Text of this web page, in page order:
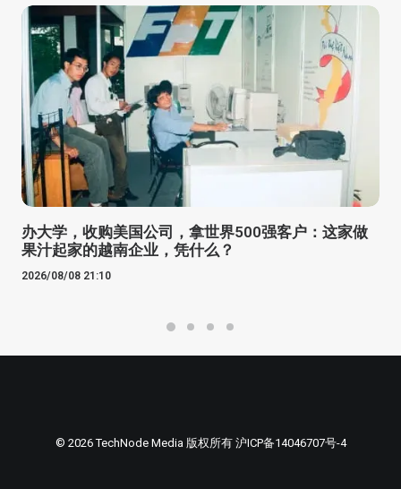
办大学，收购美国公司，拿世界500强客户：这家做
果汁起家的越南企业，凭什么？
2026/08/08 21:10
© 2026 TechNode Media 版权所有 沪ICP备14046707号-4